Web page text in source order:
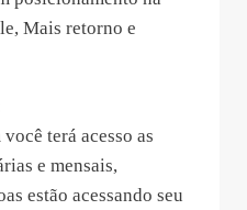
Mais retorno e
terá acesso as
e mensais,
estão acessando seu